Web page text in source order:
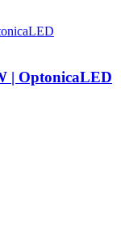
| OptonicaLED